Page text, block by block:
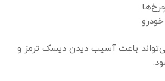
باعث آسیب دیدن دیسک ترمز و